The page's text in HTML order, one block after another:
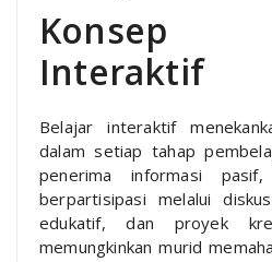
Konsep
Interaktif
Belajar interaktif
dalam setiap tahap
penerima informasi
berpartisipasi melalui
edukatif, dan proyek
memungkinkan murid